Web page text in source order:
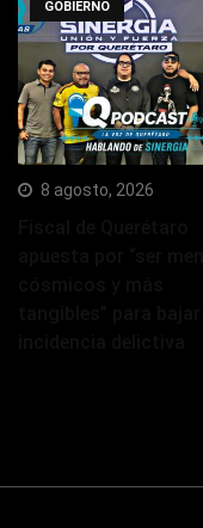
GOBIERNO
8 agosto, 2026